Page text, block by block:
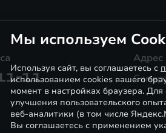
11
Адрес
Мы используем
Используя сайт, вы соглашаетесь с
использованием cookies вашего
момент в настройках браузера.
улучшения пользовательского
веб-аналитики (в том числе
Вы соглашаетесь с применением